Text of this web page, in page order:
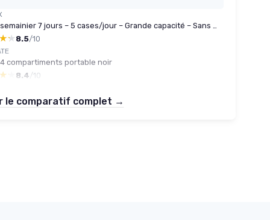
Pilulier semainier 7 jours – 5 cases/jour – Grande capacité – Sans BPA
8.5/10
compartiments portable noir
8.4 /10
le comparatif complet →